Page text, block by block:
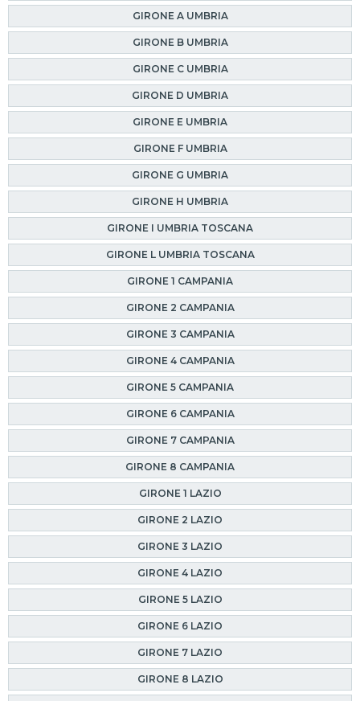
GIRONE A UMBRIA
GIRONE B UMBRIA
GIRONE C UMBRIA
GIRONE D UMBRIA
GIRONE E UMBRIA
GIRONE F UMBRIA
GIRONE G UMBRIA
GIRONE H UMBRIA
GIRONE I UMBRIA TOSCANA
GIRONE L UMBRIA TOSCANA
GIRONE 1 CAMPANIA
GIRONE 2 CAMPANIA
GIRONE 3 CAMPANIA
GIRONE 4 CAMPANIA
GIRONE 5 CAMPANIA
GIRONE 6 CAMPANIA
GIRONE 7 CAMPANIA
GIRONE 8 CAMPANIA
GIRONE 1 LAZIO
GIRONE 2 LAZIO
GIRONE 3 LAZIO
GIRONE 4 LAZIO
GIRONE 5 LAZIO
GIRONE 6 LAZIO
GIRONE 7 LAZIO
GIRONE 8 LAZIO